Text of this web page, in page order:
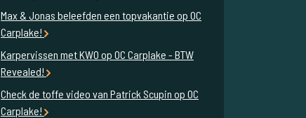
Max & Jonas beleefden een topvakantie op OC
Carplake!
Karpervissen met KWO op OC Carplake - BTW
Revealed!
Check de toffe video van Patrick Scupin op OC
Carplake!